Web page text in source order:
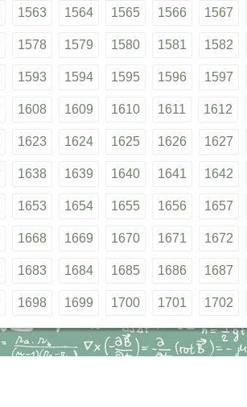
1563 1564 1565 1566 1567
1578 1579 1580 1581 1582
1593 1594 1595 1596 1597
1608 1609 1610 1611 1612
1623 1624 1625 1626 1627
1638 1639 1640 1641 1642
1653 1654 1655 1656 1657
1668 1669 1670 1671 1672
1683 1684 1685 1686 1687
1698 1699 1700 1701 1702